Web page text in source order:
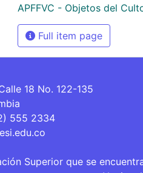
APFFVC - Objetos del
Full item page
18 No. 122-135
555 2334
Superior que se